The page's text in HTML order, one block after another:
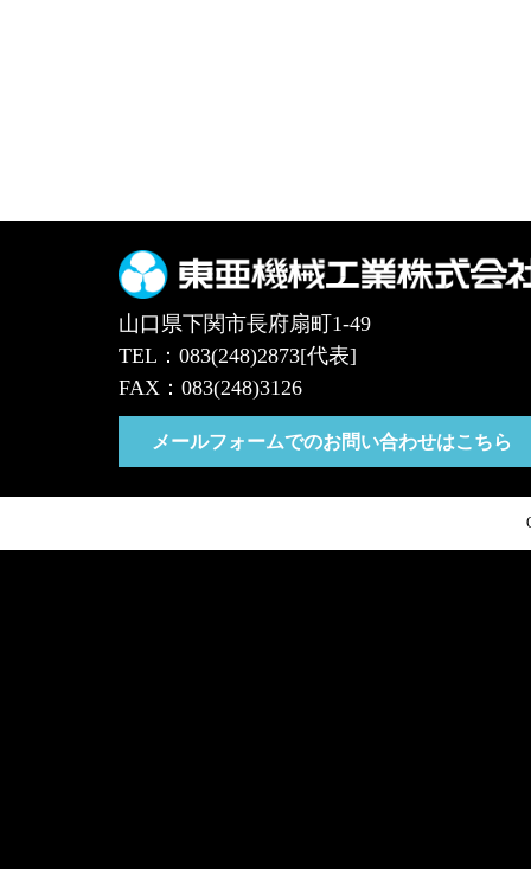
山口県下関市長府扇町1-49
TEL：083(248)2873[代表]
FAX：083(248)3126
メールフォームでのお問い合わせはこちら